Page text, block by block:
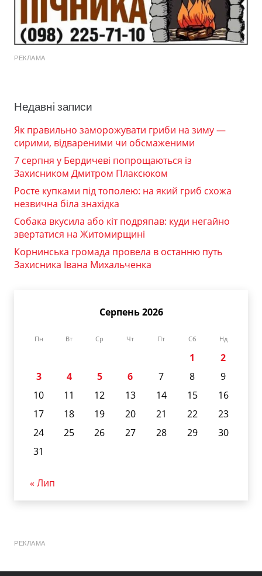
РЕКЛАМА
Недавні записи
Як правильно заморожувати гриби на зиму —
сирими, відвареними чи обсмаженими
7 серпня у Бердичеві попрощаються із
Захисником Дмитром Плаксюком
Росте купками під тополею: на який гриб схожа
незвична біла знахідка
Собака вкусила або кіт подряпав: куди негайно
звертатися на Житомирщині
Корнинська громада провела в останню путь
Захисника Івана Михальченка
Серпень 2026
Пн Вт Ср Чт Пт Сб Нд
1
2
3
4 5 6 7 8
9
10
11 12 13 14 15
16
17
18 19 20 21 22
23
24
25 26 27 28 29
30
31
« Лип
РЕКЛАМА